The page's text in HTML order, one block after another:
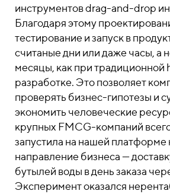
инструментов drag-and-drop
Благодаря этому
тестирование и запуск в
считаные дни или даже часы, а
месяцы, как при традиционной
разработке. Это позволяет
проверять бизнес-гипотезы и
экономить человеческие
крупных FMCG-компаний
запустила на нашей платформе
направление бизнеса —
бутылей воды в день заказа
Эксперимент оказался